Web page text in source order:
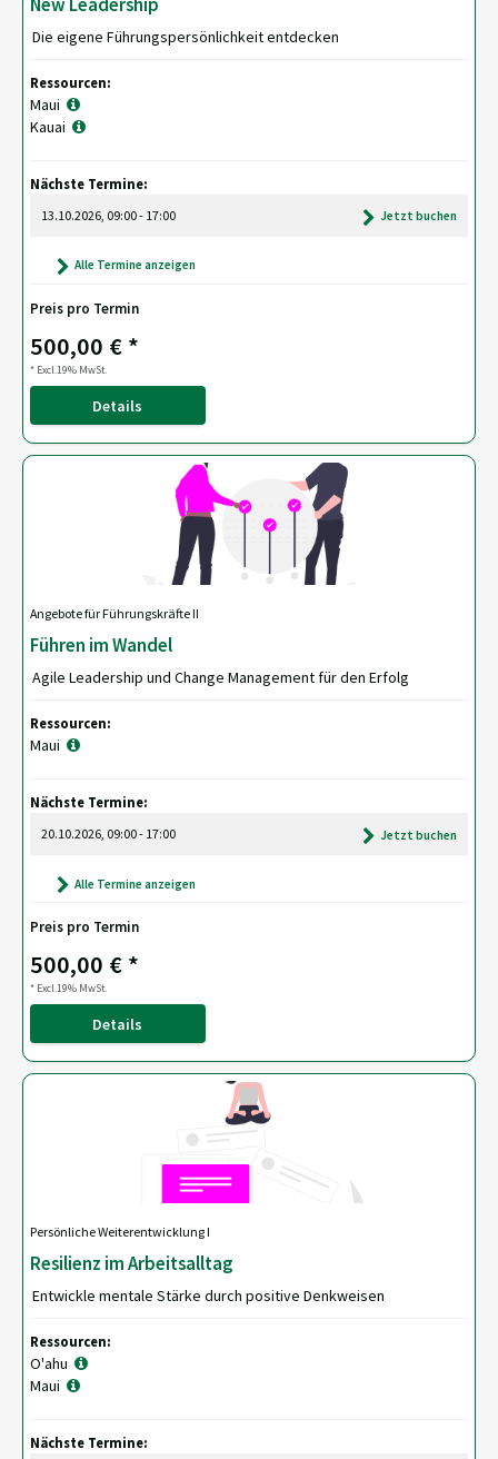
Die eigene Führungspersönlichkeit entdecken
Ressourcen:
Maui
Kauai
Nächste Termine:
13.10.2026, 09:00 - 17:00
Jetzt buchen
Alle Termine anzeigen
Preis pro Termin
500,00 € *
* Excl.19% MwSt.
Details
Angebote für Führungskräfte II
Führen im Wandel
Agile Leadership und Change Management für den Erfolg
Ressourcen:
Maui
Nächste Termine:
20.10.2026, 09:00 - 17:00
Jetzt buchen
Alle Termine anzeigen
Preis pro Termin
500,00 € *
* Excl.19% MwSt.
Details
Persönliche Weiterentwicklung I
Resilienz im Arbeitsalltag
Entwickle mentale Stärke durch positive Denkweisen
Ressourcen:
O'ahu
Maui
Nächste Termine: